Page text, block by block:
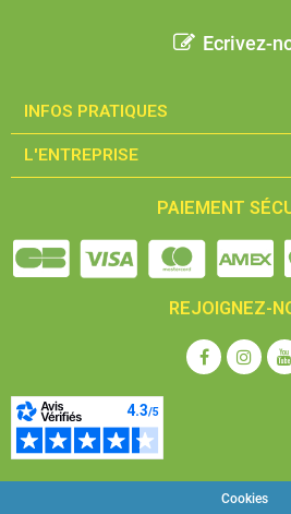
Ecrivez-
INFOS PRATIQUES​
L'ENTREPRISE​
PAIEMENT
REJOIGNEZ-
Cookies